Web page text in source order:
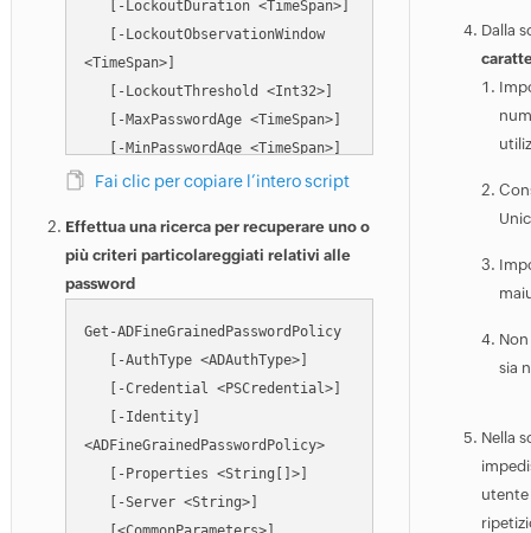
<TimeSpan>]
   [-MinPasswordLength <Int32>]
   [-OtherAttributes
<Hashtable>]
   [-PassThru]
Fai clic per copiare l’intero script
Effettua una ricerca per recuperare uno o
più criteri particolareggiati relativi alle
password
Get-ADFineGrainedPasswordPolicy
<ADFineGrainedPasswordPolicy>
Dalla
sia
Nella
utente